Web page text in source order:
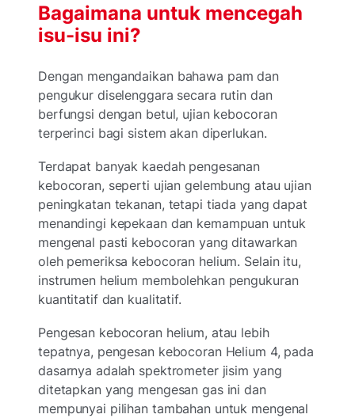
Bagaimana untuk mencegah
isu-isu ini?
Dengan mengandaikan bahawa pam dan
pengukur diselenggara secara rutin dan
berfungsi dengan betul, ujian kebocoran
terperinci bagi sistem akan diperlukan.
Terdapat banyak kaedah pengesanan
kebocoran, seperti ujian gelembung atau ujian
peningkatan tekanan, tetapi tiada yang dapat
menandingi kepekaan dan kemampuan untuk
mengenal pasti kebocoran yang ditawarkan
oleh pemeriksa kebocoran helium. Selain itu,
instrumen helium membolehkan pengukuran
kuantitatif dan kualitatif.
Pengesan kebocoran helium, atau lebih
tepatnya, pengesan kebocoran Helium 4, pada
dasarnya adalah spektrometer jisim yang
ditetapkan yang mengesan gas ini dan
mempunyai pilihan tambahan untuk mengenal